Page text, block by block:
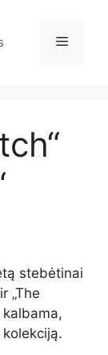
Meniu
stebėtinai
„The
kolekciją.